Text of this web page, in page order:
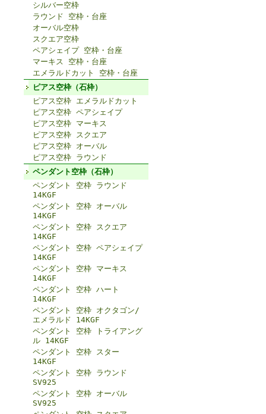
シルバー空枠
ラウンド 空枠・台座
オーバル空枠
スクエア空枠
ペアシェイプ 空枠・台座
マーキス 空枠・台座
エメラルドカット 空枠・台座
ピアス空枠（石枠）
ピアス空枠 エメラルドカット
ピアス空枠 ペアシェイプ
ピアス空枠 マーキス
ピアス空枠 スクエア
ピアス空枠 オーバル
ピアス空枠 ラウンド
ペンダント空枠（石枠）
ペンダント 空枠 ラウンド
14KGF
ペンダント 空枠 オーバル
14KGF
ペンダント 空枠 スクエア
14KGF
ペンダント 空枠 ペアシェイプ
14KGF
ペンダント 空枠 マーキス
14KGF
ペンダント 空枠 ハート
14KGF
ペンダント 空枠 オクタゴン/
エメラルド 14KGF
ペンダント 空枠 トライアング
ル 14KGF
ペンダント 空枠 スター
14KGF
ペンダント 空枠 ラウンド
SV925
ペンダント 空枠 オーバル
SV925